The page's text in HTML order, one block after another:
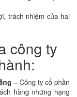
trách nhiệm của hai
công ty
– Công ty cổ phần
hàng những hạng